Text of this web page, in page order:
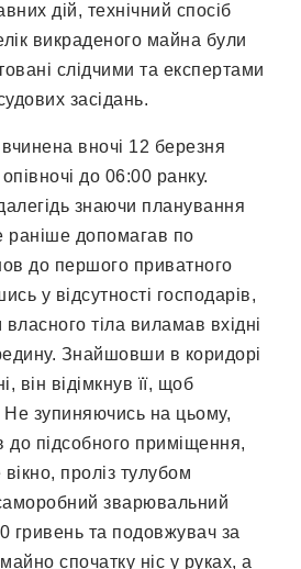
дій, технічний спосіб
викраденого майна були
слідчими та експертами
засідань.
вночі 12 березня
до 06:00 ранку.
знаючи планування
раніше допомагав по
до першого приватного
у відсутності господарів,
власного тіла виламав вхідні
Знайшовши в коридорі
він відімкнув її, щоб
Не зупиняючись на цьому,
до підсобного приміщення,
проліз тулубом
зварювальний
гривень та подовжувач за
спочатку ніс у руках, а